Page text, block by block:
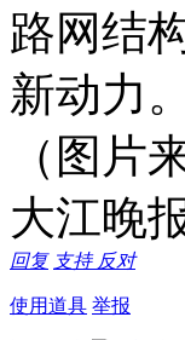
路网结
新动力。
（图
大江晚
回复 支持 反对
使用道具 举报